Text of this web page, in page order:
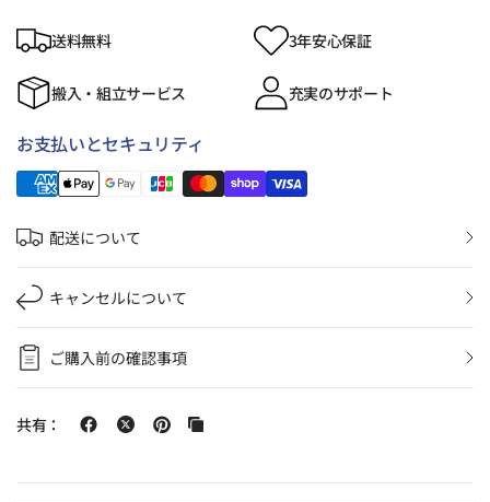
送料無料 3年安心保証
搬入・組立サービス 充実のサポート
お支払いとセキュリティ
配送について
キャンセルについて
ご購入前の確認事項
共有：